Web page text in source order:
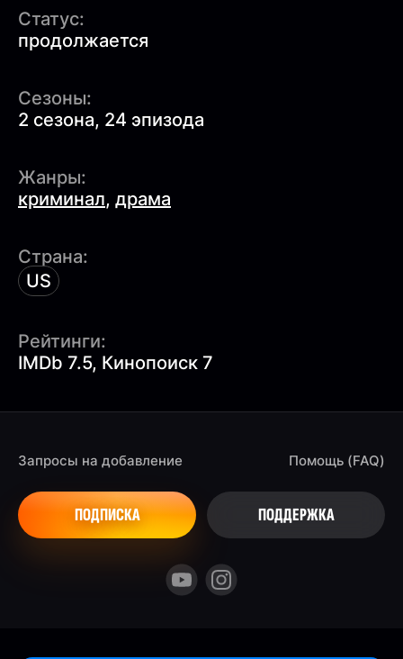
Статус:
продолжается
Сезоны:
2 сезона, 24 эпизода
Жанры:
криминал, драма
Страна:
US
Рейтинги:
IMDb 7.5, Кинопоиск 7
Запросы на добавление
ПОДПИСКА
Помощь (FAQ)
ПОДДЕРЖКА